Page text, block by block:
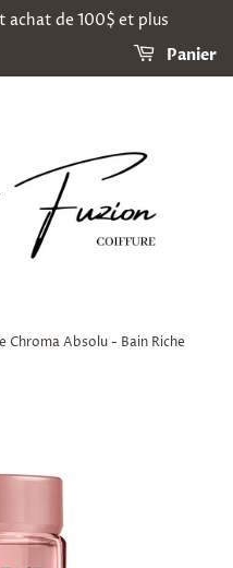
de 100$ et plus
Panier
Chroma Absolu - Bain Riche